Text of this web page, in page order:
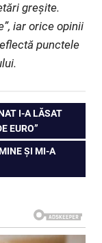
greșite.
iar orice opinii
punctele
I-A LĂSAT
EURO”
ȘI MI-A